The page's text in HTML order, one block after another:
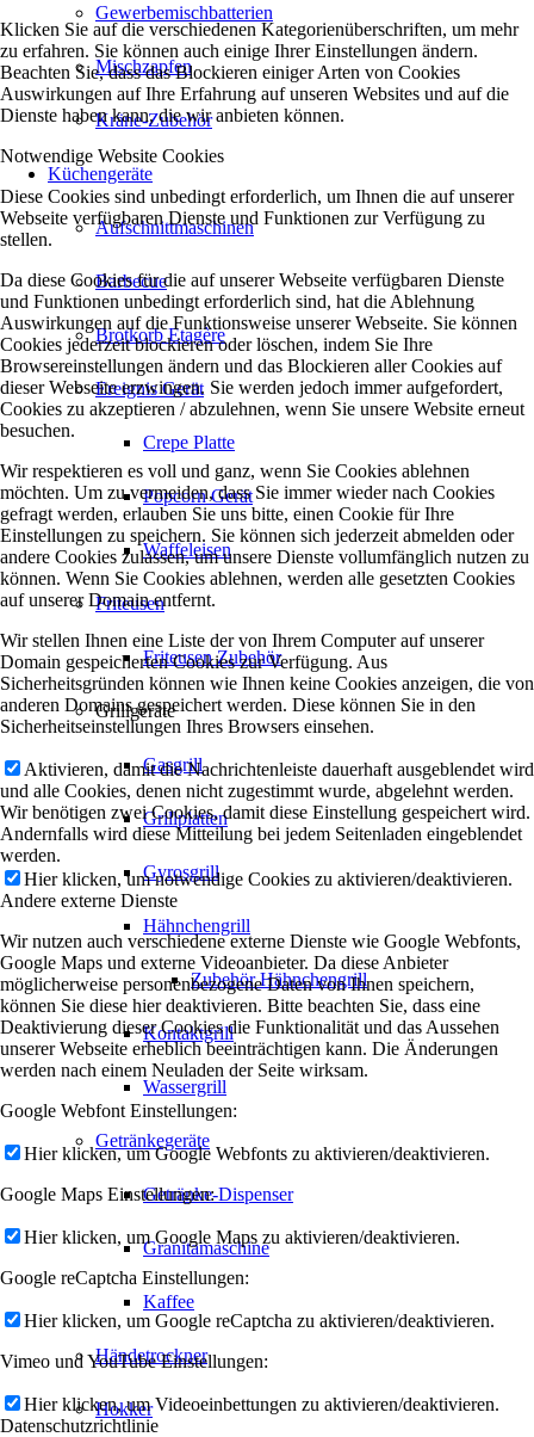
Gewerbemischbatterien
Mischzapfen
Kräne-Zubehör
Küchengeräte
Aufschnittmaschinen
Barbecue
Brotkorb Etagère
Ereignis Gerät
Crepe Platte
Popcorn Gerät
Waffeleisen
Friteusen
Friteusen Zubehör
Grillgeräte
Gasgrill
Grillplatten
Gyrosgrill
Hähnchengrill
Zubehör Hähnchengrill
Kontaktgrill
Wassergrill
Getränkegeräte
Getränke-Dispenser
Granitamaschine
Kaffee
Händetrockner
Hokker
Klicken Sie auf die verschiedenen Kategorienüberschriften, um mehr
zu erfahren. Sie können auch einige Ihrer Einstellungen ändern.
Beachten Sie, dass das Blockieren einiger Arten von Cookies
Auswirkungen auf Ihre Erfahrung auf unseren Websites und auf die
Dienste haben kann, die wir anbieten können.
Notwendige Website Cookies
Diese Cookies sind unbedingt erforderlich, um Ihnen die auf unserer
Webseite verfügbaren Dienste und Funktionen zur Verfügung zu
stellen.
Da diese Cookies für die auf unserer Webseite verfügbaren Dienste
und Funktionen unbedingt erforderlich sind, hat die Ablehnung
Auswirkungen auf die Funktionsweise unserer Webseite. Sie können
Cookies jederzeit blockieren oder löschen, indem Sie Ihre
Browsereinstellungen ändern und das Blockieren aller Cookies auf
dieser Webseite erzwingen. Sie werden jedoch immer aufgefordert,
Cookies zu akzeptieren / abzulehnen, wenn Sie unsere Website erneut
besuchen.
Wir respektieren es voll und ganz, wenn Sie Cookies ablehnen
möchten. Um zu vermeiden, dass Sie immer wieder nach Cookies
gefragt werden, erlauben Sie uns bitte, einen Cookie für Ihre
Einstellungen zu speichern. Sie können sich jederzeit abmelden oder
andere Cookies zulassen, um unsere Dienste vollumfänglich nutzen zu
können. Wenn Sie Cookies ablehnen, werden alle gesetzten Cookies
auf unserer Domain entfernt.
Wir stellen Ihnen eine Liste der von Ihrem Computer auf unserer
Domain gespeicherten Cookies zur Verfügung. Aus
Sicherheitsgründen können wie Ihnen keine Cookies anzeigen, die von
anderen Domains gespeichert werden. Diese können Sie in den
Sicherheitseinstellungen Ihres Browsers einsehen.
Aktivieren, damit die Nachrichtenleiste dauerhaft ausgeblendet wird
und alle Cookies, denen nicht zugestimmt wurde, abgelehnt werden.
Wir benötigen zwei Cookies, damit diese Einstellung gespeichert wird.
Andernfalls wird diese Mitteilung bei jedem Seitenladen eingeblendet
werden.
Hier klicken, um notwendige Cookies zu aktivieren/deaktivieren.
Andere externe Dienste
Wir nutzen auch verschiedene externe Dienste wie Google Webfonts,
Google Maps und externe Videoanbieter. Da diese Anbieter
möglicherweise personenbezogene Daten von Ihnen speichern,
können Sie diese hier deaktivieren. Bitte beachten Sie, dass eine
Deaktivierung dieser Cookies die Funktionalität und das Aussehen
unserer Webseite erheblich beeinträchtigen kann. Die Änderungen
werden nach einem Neuladen der Seite wirksam.
Google Webfont Einstellungen:
Hier klicken, um Google Webfonts zu aktivieren/deaktivieren.
Google Maps Einstellungen:
Hier klicken, um Google Maps zu aktivieren/deaktivieren.
Google reCaptcha Einstellungen:
Hier klicken, um Google reCaptcha zu aktivieren/deaktivieren.
Vimeo und YouTube Einstellungen:
Hier klicken, um Videoeinbettungen zu aktivieren/deaktivieren.
Datenschutzrichtlinie